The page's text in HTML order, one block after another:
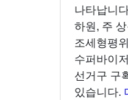
나타납니
하원, 주
조세형평
수퍼바이
선거구 구
있습니다.